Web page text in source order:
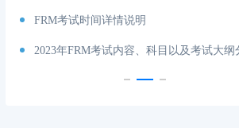
FRM考试时间详情说明
2023年FRM考试内容、科目以及考试大纲